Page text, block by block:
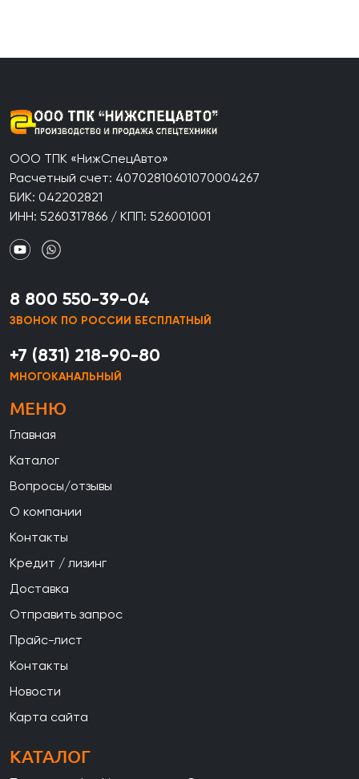
ООО ТПК «НижСпецАвто»
Расчетный счет: 40702810601070004267
БИК: 042202821
ИНН: 5260317866 / КПП: 526001001
8 800 550-39-04
ЗВОНОК ПО РОССИИ БЕСПЛАТНЫЙ
+7 (831) 218-90-80
МНОГОКАНАЛЬНЫЙ
МЕНЮ
Главная
Каталог
Вопросы/отзывы
О компании
Контакты
Кредит / лизинг
Доставка
Отправить запрос
Прайс-лист
Контакты
Новости
Карта сайта
КАТАЛОГ